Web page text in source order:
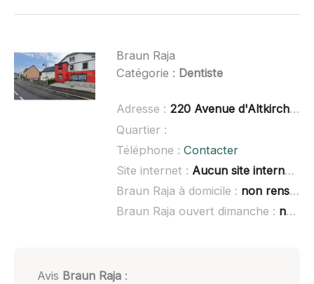
Braun Raja
Catégorie : Dentiste
Adresse : 220 Avenue d'Altkirch, 68350 Brunstatt-Didenheim
Quartier :
Téléphone : Contacter
Site internet : Aucun site internet connu
Braun Raja à domicile : non renseigné
Braun Raja ouvert dimanche : non renseigné
Avis Braun Raja: